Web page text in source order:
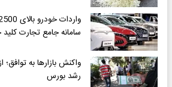
سامانه جامع تجارت
واکنش بازارها به توافق؛
رشد بورس